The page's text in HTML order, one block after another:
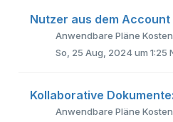
Nutzer aus dem
So, 25 Aug, 2024 um 1:25
Kollaborative